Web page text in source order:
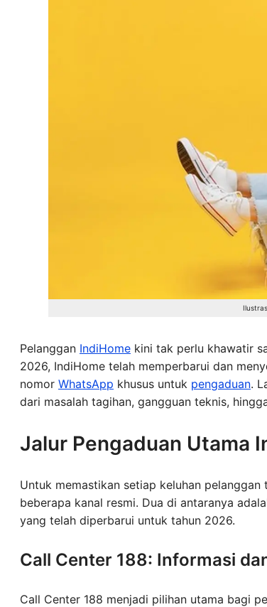
Pelanggan IndiHome kini tak perlu khawatir
2026, IndiHome telah memperbarui dan
nomor WhatsApp khusus untuk pengaduan.
dari masalah tagihan, gangguan teknis,
Jalur Pengaduan Utama
Untuk memastikan setiap keluhan
beberapa kanal resmi. Dua di antaranya
yang telah diperbarui untuk tahun 2026.
Call Center 188: Informasi
Call Center 188 menjadi pilihan utama bagi